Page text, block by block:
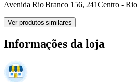
Avenida Rio Branco 156, 241Centro -
Ver produtos similares
Informações da loja